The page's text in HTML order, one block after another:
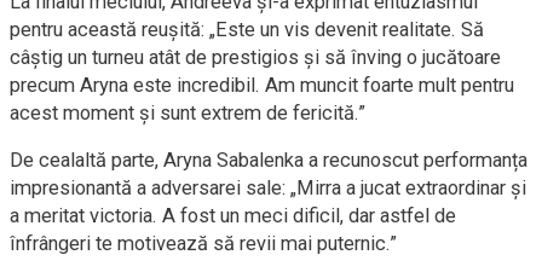
pentru această reușită: „Este un vis devenit realitate. Să
câștig un turneu atât de prestigios și să înving o jucătoare
precum Aryna este incredibil. Am muncit foarte mult pentru
acest moment și sunt extrem de fericită.”
De cealaltă parte, Aryna Sabalenka a recunoscut performanța
impresionantă a adversarei sale: „Mirra a jucat extraordinar și
a meritat victoria. A fost un meci dificil, dar astfel de
înfrângeri te motivează să revii mai puternic.”